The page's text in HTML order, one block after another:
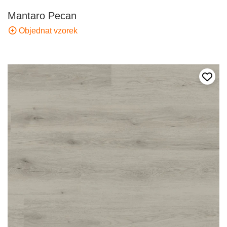
Mantaro Pecan
Objednat vzorek